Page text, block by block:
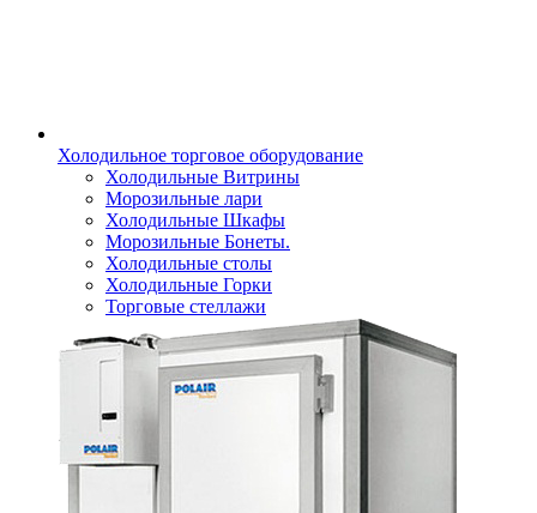
Холодильное торговое оборудование
Холодильные Витрины
Морозильные лари
Холодильные Шкафы
Морозильные Бонеты.
Холодильные столы
Холодильные Горки
Торговые стеллажи